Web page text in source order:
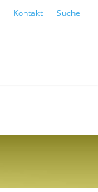
Kontakt Suche